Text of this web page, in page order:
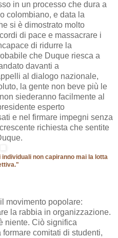
in un processo che dura a
colombiano, e data la
si è dimostrato molto
di pace e massacrare i
di ridurre la
che Duque riesca a
davanti a
al dialogo nazionale,
la gente non beve più le
siederanno facilmente al
esperto
e nel firmare impegni senza
richiesta che sentite
non capiranno mai la lotta
movimento popolare:
la rabbia in organizzazione.
niente. Ciò significa
comitati di studenti,